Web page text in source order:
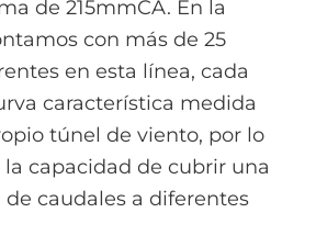
de 215mmCA. En la
con más de 25
en esta línea, cada
característica medida
túnel de viento, por lo
capacidad de cubrir una
caudales a diferentes